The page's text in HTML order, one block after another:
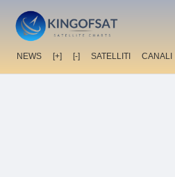
NEWS [+] [-] SATELLITI CANALI